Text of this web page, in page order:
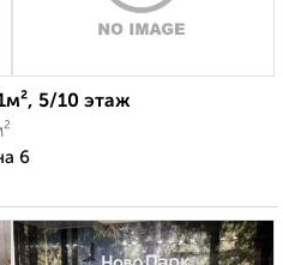
5/10 этаж
6